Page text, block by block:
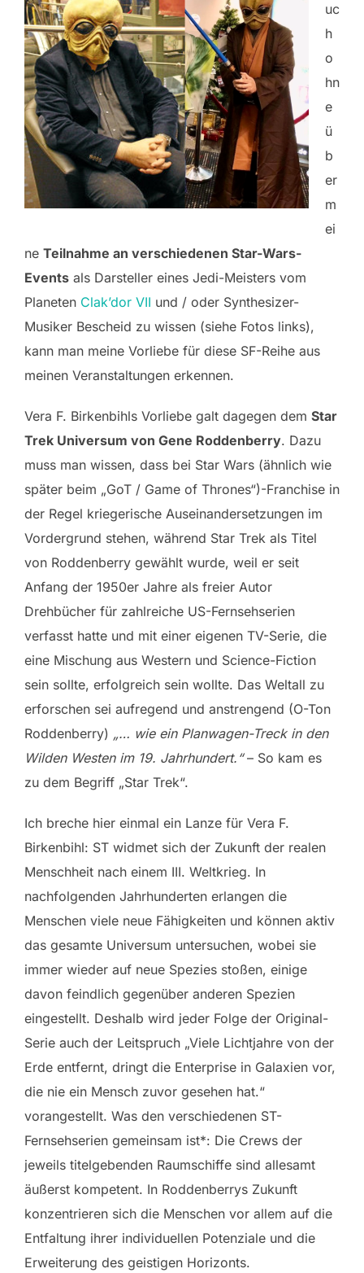
uc
h
o
hn
e
ü
b
er
m
ei
ne Teilnahme an verschiedenen Star-Wars-
Events als Darsteller eines Jedi-Meisters vom
Planeten Clak’dor VII und / oder Synthesizer-
Musiker Bescheid zu wissen (siehe Fotos links),
kann man meine Vorliebe für diese SF-Reihe aus
meinen Veranstaltungen erkennen.
Vera F. Birkenbihls Vorliebe galt dagegen dem Star
Trek Universum von Gene Roddenberry. Dazu
muss man wissen, dass bei Star Wars (ähnlich wie
später beim „GoT / Game of Thrones“)-Franchise in
der Regel kriegerische Auseinandersetzungen im
Vordergrund stehen, während Star Trek als Titel
von Roddenberry gewählt wurde, weil er seit
Anfang der 1950er Jahre als freier Autor
Drehbücher für zahlreiche US-Fernsehserien
verfasst hatte und mit einer eigenen TV-Serie, die
eine Mischung aus Western und Science-Fiction
sein sollte, erfolgreich sein wollte. Das Weltall zu
erforschen sei aufregend und anstrengend (O-Ton
Roddenberry) „… wie ein Planwagen-Treck in den
Wilden Westen im 19. Jahrhundert.“– So kam es
zu dem Begriff „Star Trek“.
Ich breche hier einmal ein Lanze für Vera F.
Birkenbihl: ST widmet sich der Zukunft der realen
Menschheit nach einem III. Weltkrieg. In
nachfolgenden Jahrhunderten erlangen die
Menschen viele neue Fähigkeiten und können aktiv
das gesamte Universum untersuchen, wobei sie
immer wieder auf neue Spezies stoßen, einige
davon feindlich gegenüber anderen Spezien
eingestellt. Deshalb wird jeder Folge der Original-
Serie auch der Leitspruch „Viele Lichtjahre von der
Erde entfernt, dringt die Enterprise in Galaxien vor,
die nie ein Mensch zuvor gesehen hat.“
vorangestellt. Was den verschiedenen ST-
Fernsehserien gemeinsam ist*: Die Crews der
jeweils titelgebenden Raumschiffe sind allesamt
äußerst kompetent. In Roddenberrys Zukunft
konzentrieren sich die Menschen vor allem auf die
Entfaltung ihrer individuellen Potenziale und die
Erweiterung des geistigen Horizonts.